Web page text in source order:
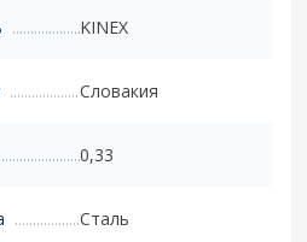
KINEX
Словакия
0,33
Сталь